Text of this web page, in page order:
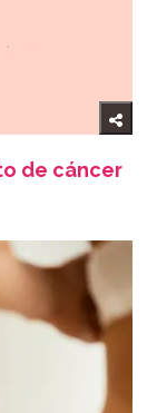
de cáncer